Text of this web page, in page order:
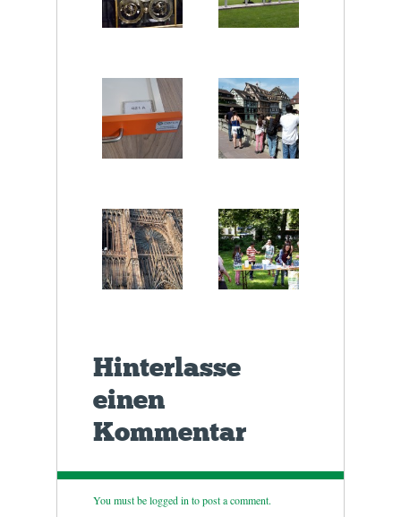
Hinterlasse
einen
Kommentar
You must belogged in to post a comment.